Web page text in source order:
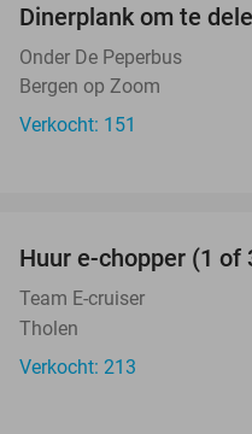
Dinerplank om te
Onder De Peperbus
Bergen op Zoom
Verkocht: 151
Huur e-chopper (1 of
Team E-cruiser
Tholen
Verkocht: 213